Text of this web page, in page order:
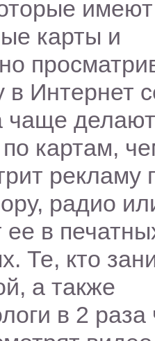
имеют
карты и
в Интернет
чаще делают
по картам,
рекламу
радио
ее в
Те, кто
а также
в 2